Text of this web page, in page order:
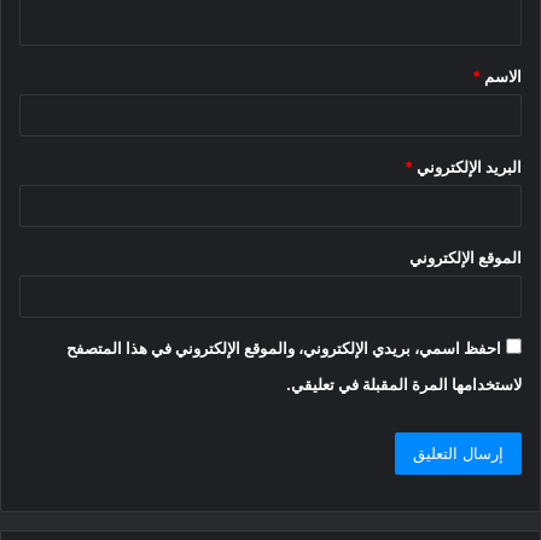
*
الاسم *
البريد الإلكتروني *
الموقع الإلكتروني
احفظ اسمي، بريدي الإلكتروني، والموقع الإلكتروني في هذا المتصفح
لاستخدامها المرة المقبلة في تعليقي.